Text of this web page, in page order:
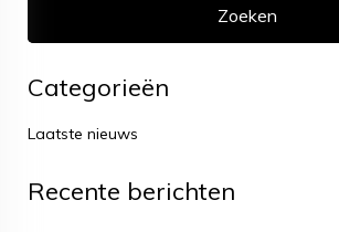
Categorieën
Laatste nieuws
Recente berichten